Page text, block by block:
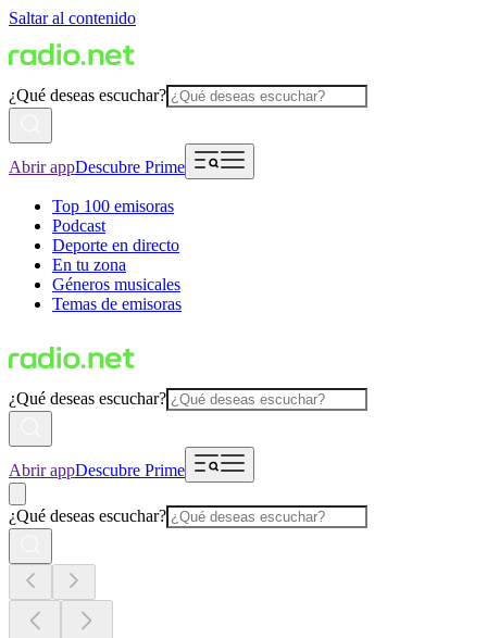
Saltar al contenido
¿Qué deseas escuchar?
Abrir appDescubre Prime
Top 100 emisoras
Podcast
Deporte en directo
En tu zona
Géneros musicales
Temas de emisoras
¿Qué deseas escuchar?
Abrir appDescubre Prime
¿Qué deseas escuchar?